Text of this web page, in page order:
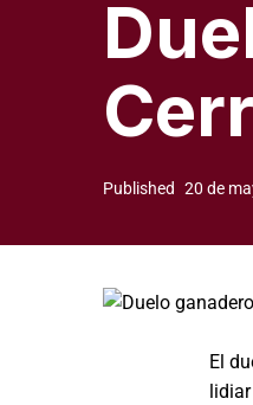
Published 20 de
El